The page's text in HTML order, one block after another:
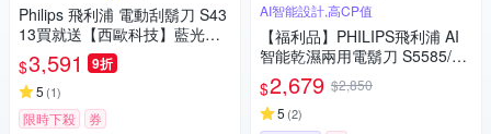
Philips 飛利浦 電動刮鬍刀 S43
13買就送【西歐科技】藍光噴
霧無線消毒槍CME-SK800
$3,591 9折
5 (1)
限時下殺 券
AI智能設計,高CP值
【福利品】PHILIPS飛利浦 AI
智能乾濕兩用電鬍刀 S5585/20
(一年保固)
$2,679 $2,850
5 (2)